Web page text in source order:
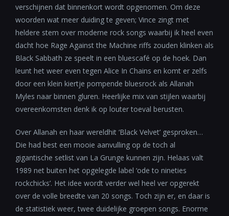
verschijnen dat binnenkort wordt opgenomen. Om deze
woorden wat meer duiding te geven; Vince zingt met
heldere stem over moderne rock songs waarbij ik heel even
dacht hoe Rage Against the Machine riffs zouden klinken als
Black Sabbath ze speelt in een bluescafé op de hoek. Dan
leunt het weer even tegen Alice In Chains en komt er zelfs
door een klein kiertje pompende bluesrock als Allanah
Myles naar binnen gluren. Heerlijke mix van stijlen waarbij
overeenkomsten denk ik op louter toeval berusten.
Over Allanah en haar wereldhit ‘Black Velvet’ gesproken…
Die had best een mooie aanvulling op de toch al
gigantische setlist van La Grunge kunnen zijn. Helaas valt
1989 net buiten het opgelegde label ‘ode to nineties
rockchicks’. Het idee wordt verder wel heel ver opgerekt
over de volle breedte van 20 songs. Toch zijn er, en daar is
de statistiek weer, twee duidelijke groepen songs. Enorme